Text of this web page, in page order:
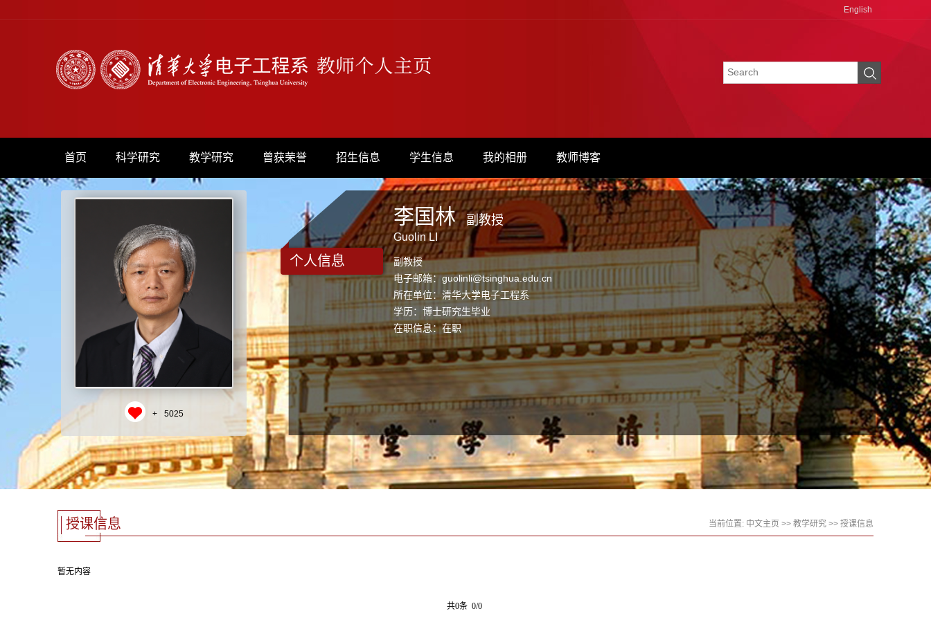
English
首页 科学研究 教学研究 曾获荣誉 招生信息 学生信息 我的相册 教师博客
+ 5025
个人信息
李国林
Guolin LI
副教授
副教授
电子邮箱：guolinli@tsinghua.edu.cn
所在单位：清华大学电子工程系
学历：博士研究生毕业
在职信息：在职
授课信息 当前位置: 中文主页 >> 教学研究 >> 授课信息
暂无内容
共0条 0/0